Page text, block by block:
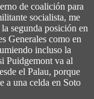
de coalición para
socialista, me
segunda posición en
Generales como en
incluso la
Puidgemont va al
el Palau, porque
a una celda en Soto